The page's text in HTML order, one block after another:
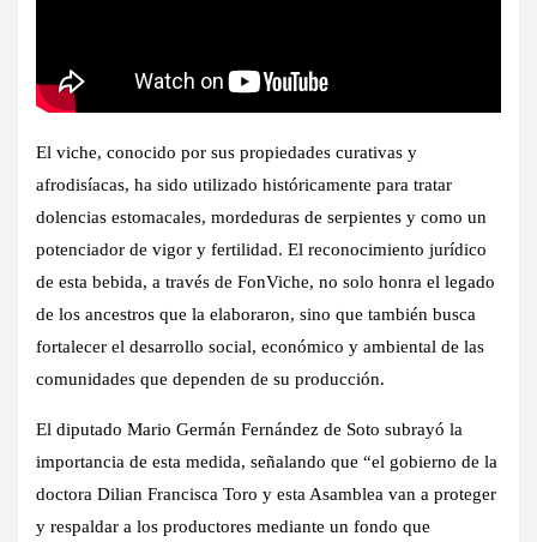
El viche, conocido por sus propiedades curativas y
afrodisíacas, ha sido utilizado históricamente para tratar
dolencias estomacales, mordeduras de serpientes y como un
potenciador de vigor y fertilidad. El reconocimiento jurídico
de esta bebida, a través de FonViche, no solo honra el legado
de los ancestros que la elaboraron, sino que también busca
fortalecer el desarrollo social, económico y ambiental de las
comunidades que dependen de su producción.
El diputado Mario Germán Fernández de Soto subrayó la
importancia de esta medida, señalando que “el gobierno de la
doctora Dilian Francisca Toro y esta Asamblea van a proteger
y respaldar a los productores mediante un fondo que